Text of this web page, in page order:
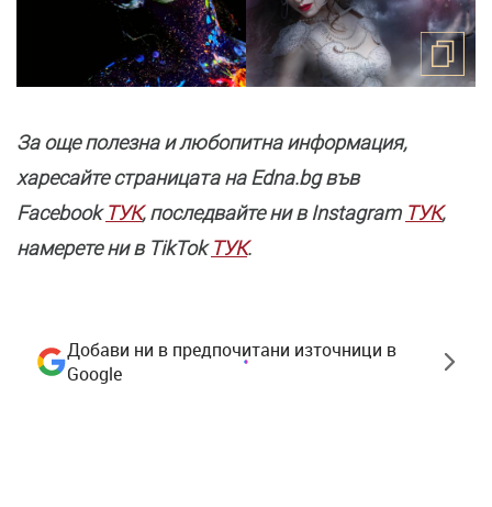
За още полезнa и любопитна информация,
харесайте страницата нa Edna.bg във
FacebookТУК, последвайте ни в Instagram ТУК,
намерете ни в TikTokТУК.
Добави ни в предпочитани източници в
Google